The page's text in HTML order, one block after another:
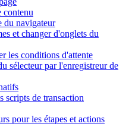
contenu
du navigateur
et changer d'onglets du
les conditions d'attente
sélecteur par l'enregistreur de
scripts de transaction
pour les étapes et actions